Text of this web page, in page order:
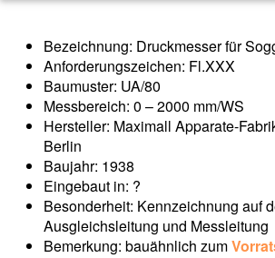
Bezeichnung: Druckmesser für
Anforderungszeichen: Fl.XXX
Baumuster: UA/80
Messbereich: 0 – 2000 mm/WS
Hersteller: Maximall Apparate-
Berlin
Baujahr: 1938
Eingebaut in: ?
Besonderheit: Kennzeichnung auf
Ausgleichsleitung und Messleitung
Bemerkung: bauähnlich zum